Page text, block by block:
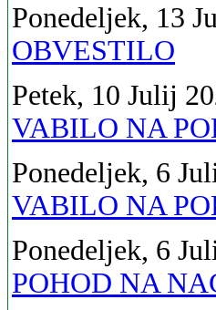
Ponedeljek, 13
OBVESTILO
Petek, 10 Julij
VABILO NA
Ponedeljek, 6
VABILO NA
Ponedeljek, 6
POHOD NA